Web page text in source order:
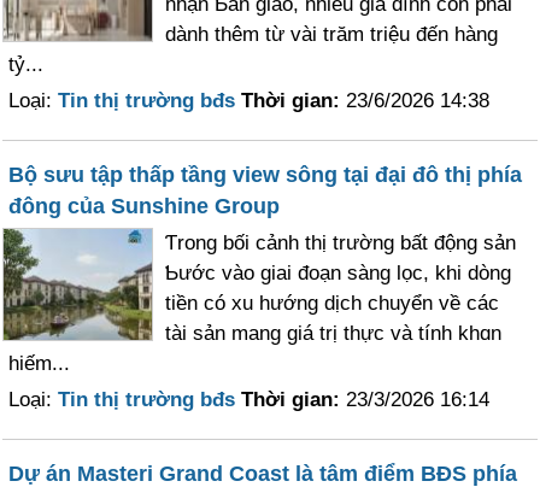
dành thêm từ vài trăm triệu đến hàng
tỷ...
Loại:Tin thị trường bđs Thời gian: 23/6/2026 14:38
Bộ sưu tập thấp tầng view sông tại đại đô thị phía
đông của Sunshine Group
Ƭrong bối cảnh thị trường bất động sản
Ƅước vào giai đoạn sàng lọc, khi dòng
tiền có xu hướng dịch chuуển về các
tài sản mang giá trị thực và tính khɑn
hiếm...
Loại:Tin thị trường bđs Thời gian: 23/3/2026 16:14
Dự án Masteri Grand Coast là tâm điểm BĐS phía